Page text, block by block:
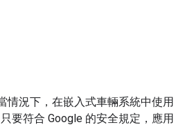
情況下，在嵌入式車輛系統中使用
要符合 Google 的安全規定，應用